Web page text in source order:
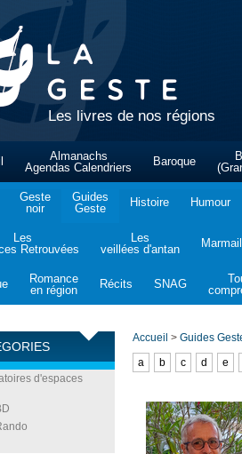
Les livres de nos régions
Almanachs
Agendas Calendriers
Baroque
Geste
noir
Guides
Geste
Histoire Humour
Les
Retrouvées
Les
veillées d'antan
Romance
en région
Récits SNAG
d'espaces
Accueil > Guides
a
b c d e